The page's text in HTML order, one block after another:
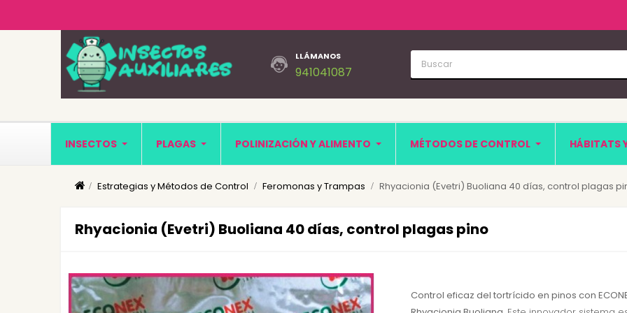
LLÁMANOS
941041087
INSECTOS PLAGAS POLINIZACIÓN Y ALIMENTO MÉTODOS DE CONTROL HÁBITATS
Estrategias y Métodos de Control Feromonas y Trampas Rhyacionia (Evetri) Buoliana 40 días, control plagas
Rhyacionia (Evetri) Buoliana 40 días, control plagas pino
Control eficaz del tortrícido en pinos con